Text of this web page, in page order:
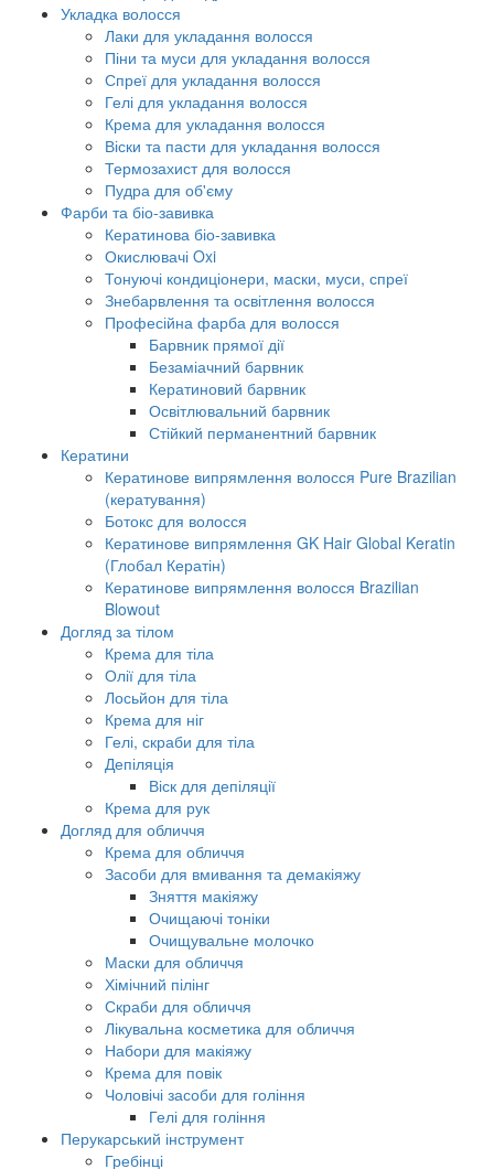
Укладка волосся
Лаки для укладання волосся
Піни та муси для укладання волосся
Спреї для укладання волосся
Гелі для укладання волосся
Крема для укладання волосся
Віски та пасти для укладання волосся
Термозахист для волосся
Пудра для об'єму
Фарби та біо-завивка
Кератинова біо-завивка
Окислювачі Oxi
Тонуючі кондиціонери, маски, муси, спреї
Знебарвлення та освітлення волосся
Професійна фарба для волосся
Барвник прямої дії
Безаміачний барвник
Кератиновий барвник
Освітлювальний барвник
Стійкий перманентний барвник
Кератини
Кератинове випрямлення волосся Pure Brazilian
(кератування)
Ботокс для волосся
Кератинове випрямлення GK Hair Global Keratin
(Глобал Кератін)
Кератинове випрямлення волосся Brazilian
Blowout
Догляд за тілом
Крема для тіла
Олії для тіла
Лосьйон для тіла
Крема для ніг
Гелі, скраби для тіла
Депіляція
Віск для депіляції
Крема для рук
Догляд для обличчя
Крема для обличчя
Засоби для вмивання та демакіяжу
Зняття макіяжу
Очищаючі тоніки
Очищувальне молочко
Маски для обличчя
Хімічний пілінг
Скраби для обличчя
Лікувальна косметика для обличчя
Набори для макіяжу
Крема для повік
Чоловічі засоби для гоління
Гелі для гоління
Перукарський інструмент
Гребінці